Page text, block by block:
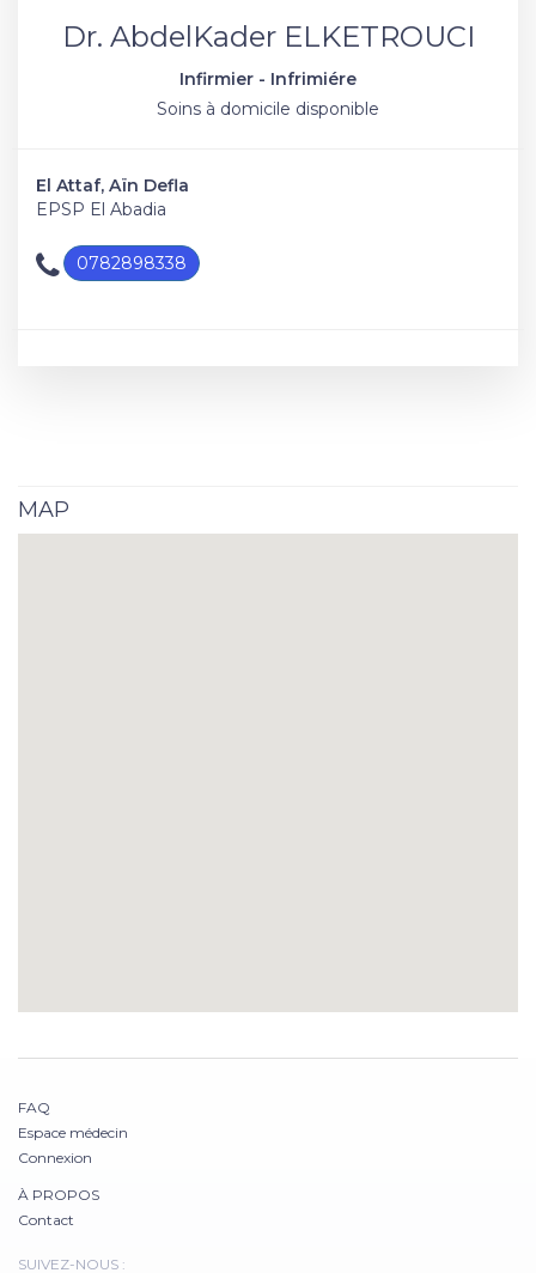
Dr. AbdelKader ELKETROUCI
Infirmier - Infrimiére
Soins à domicile disponible
El Attaf, Aïn Defla
EPSP El Abadia
0782898338
MAP
FAQ
Espace médecin
Connexion
À PROPOS
Contact
SUIVEZ-NOUS :